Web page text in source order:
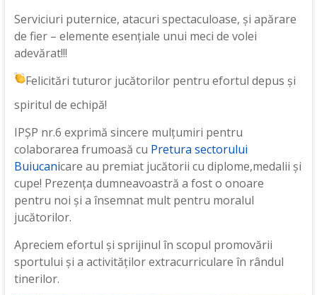
Serviciuri puternice, atacuri spectaculoase, și apărare
de fier – elemente esențiale unui meci de volei
adevărat!!!
Felicitări tuturor jucătorilor pentru efortul depus și
spiritul de echipă!
IPȘP nr.6 exprimă sincere mulțumiri pentru
colaborarea frumoasă cu Pretura sectorului
Buiucanicare au premiat jucătorii cu diplome,medalii și
cupe! Prezența dumneavoastră a fost o onoare
pentru noi și a însemnat mult pentru moralul
jucătorilor.
Apreciem efortul și sprijinul în scopul promovării
sportului și a activităților extracurriculare în rândul
tinerilor.